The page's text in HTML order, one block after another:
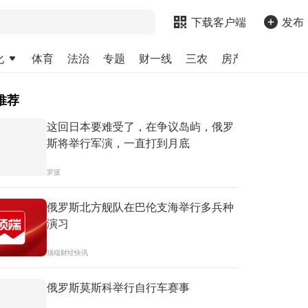
下载客户端 发布
体育 法治 专题 财一线 三农 房产
荐
这回日本要难受了，在争议岛屿，俄罗
斯将举行军演，一直打到月底
罗援
俄罗斯北方舰队在巴伦支海举行多兵种
演习
顶端财经快讯
俄罗斯莫斯科举行自行车赛事